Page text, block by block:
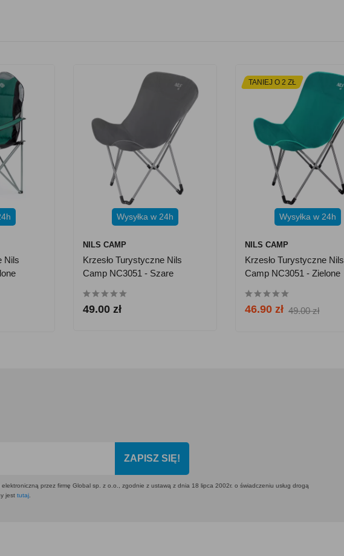
Nils
Wysyłka w 24h
NILS CAMP
Krzesło Turystyczne Nils
Camp NC3051 - Szare
49.00 zł
TANIEJ O 2 ZŁ
Wysyłka w 24h
NILS CAMP
Krzesło Turystyczne Nils
Camp NC3051 - Zielone
46.90 zł 49.00 zł
ZAPISZ SIĘ!
przez firmę Global sp. z o.o., zgodnie z ustawą z dnia 18 lipca 2002r. o świadczeniu usług drogą
jest tutaj